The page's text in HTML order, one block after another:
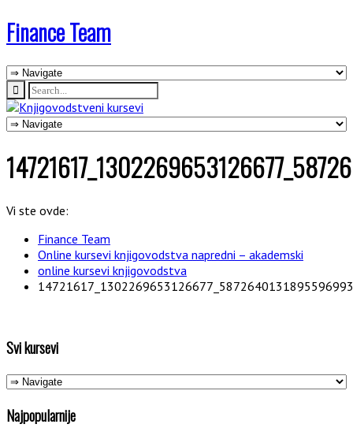
Finance Team
Vi ste ovde:
Finance Team
Online kursevi knjigovodstva napredni – akademski
online kursevi knjigovodstva
Svi kursevi
Najpopularnije